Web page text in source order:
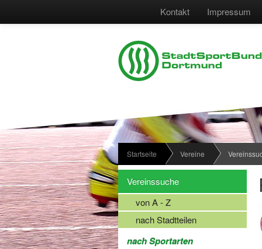
Kontakt Impressum
Startseite Vereine
Vereinssuche
von A - Z
nach Stadtteilen
nach Sportarten